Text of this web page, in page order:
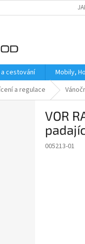
cestování Mobily,
a regulace
VOR
005213-01